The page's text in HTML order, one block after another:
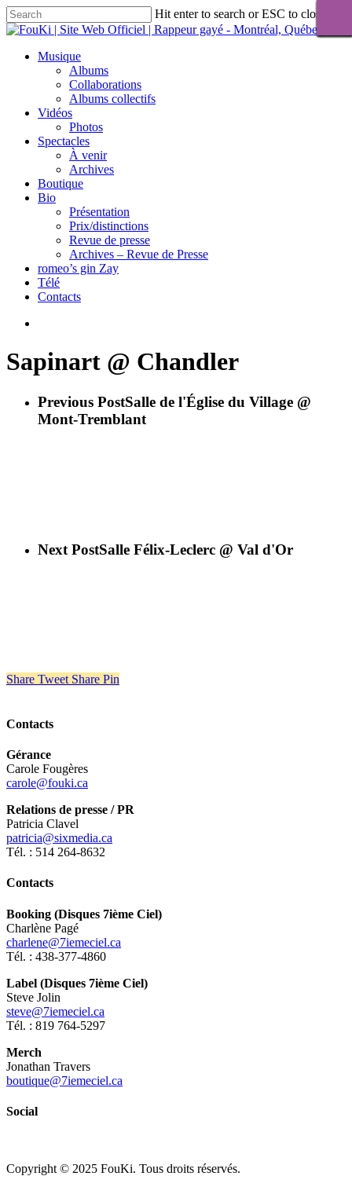
Skip
to
content
Hit enter to search or ESC to close
Close
Menu
Musique
Albums
Collaborations
Albums collectifs
Vidéos
Photos
Spectacles
À venir
Archives
Boutique
Bio
Présentation
Prix/distinctions
Revue de presse
Archives – Revue de Presse
romeo’s gin Zay
Télé
Contacts
Sapinart @ Chandler
Previous PostSalle de l'Église du Village @
Mont-Tremblant
Next PostSalle Félix-Leclerc @ Val d'Or
Share Tweet Share Pin
Contacts
Gérance
Carole Fougères
carole@fouki.ca
Relations de presse / PR
Patricia Clavel
patricia@sixmedia.ca
Tél. : 514 264-8632
Contacts
Booking (Disques 7ième Ciel)
Charlène Pagé
charlene@7iemeciel.ca
Tél. : 438-377-4860
Label (Disques 7ième Ciel)
Steve Jolin
steve@7iemeciel.ca
Tél. : 819 764-5297
Merch
Jonathan Travers
boutique@7iemeciel.ca
Social
Copyright © 2025 FouKi. Tous droits réservés.